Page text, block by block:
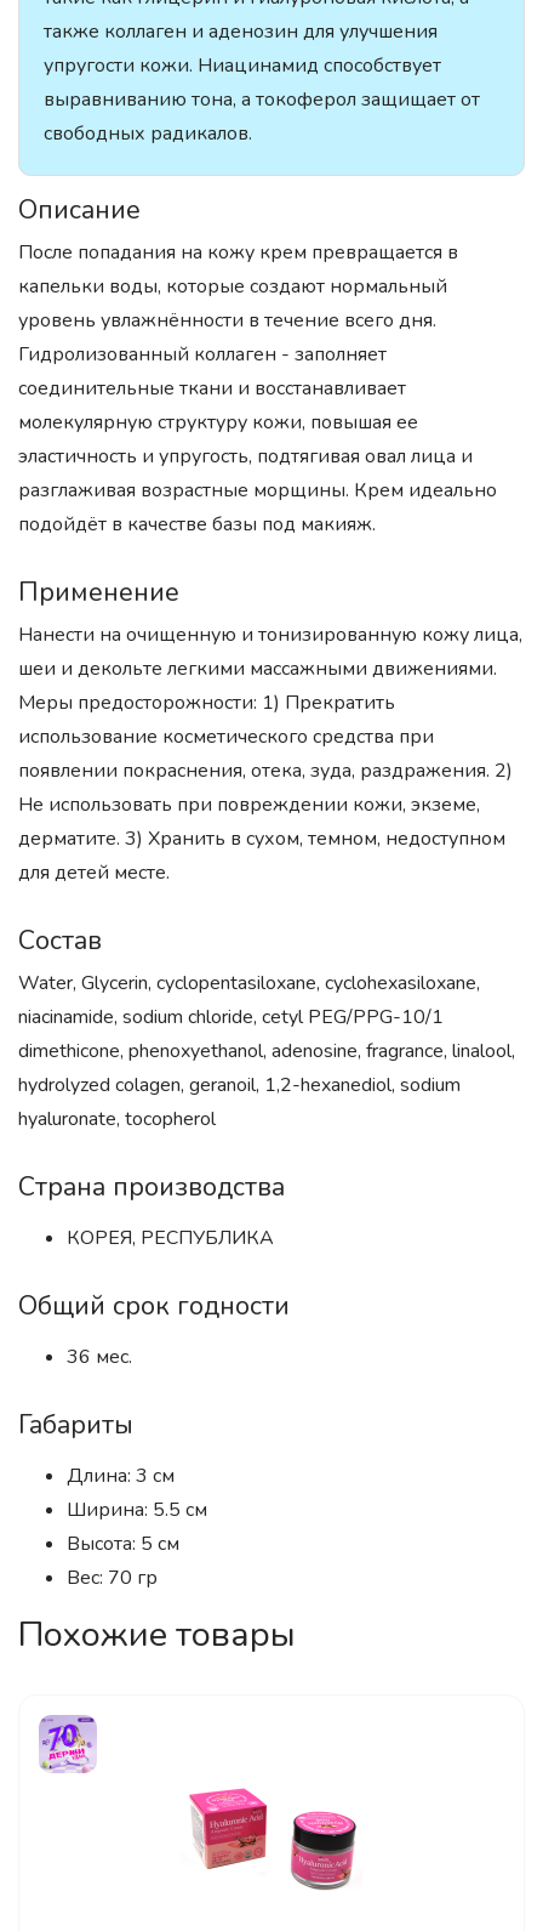
также коллаген и аденозин для улучшения
упругости кожи. Ниацинамид способствует
выравниванию тона, а токоферол защищает от
свободных радикалов.
Описание
После попадания на кожу крем превращается в
капельки воды, которые создают нормальный
уровень увлажнённости в течение всего дня.
Гидролизованный коллаген - заполняет
соединительные ткани и восстанавливает
молекулярную структуру кожи, повышая ее
эластичность и упругость, подтягивая овал лица и
разглаживая возрастные морщины. Крем идеально
подойдёт в качестве базы под макияж.
Применение
Нанести на очищенную и тонизированную кожу лица,
шеи и декольте легкими массажными движениями.
Меры предосторожности: 1) Прекратить
использование косметического средства при
появлении покраснения, отека, зуда, раздражения. 2)
Не использовать при повреждении кожи, экземе,
дерматите. 3) Хранить в сухом, темном, недоступном
для детей месте.
Состав
Water, Glycerin, cyclopentasiloxane, cyclohexasiloxane,
niacinamide, sodium chloride, cetyl PEG/PPG-10/1
dimethicone, phenoxyethanol, adenosine, fragrance, linalool,
hydrolyzed colagen, geranoil, 1,2-hexanediol, sodium
hyaluronate, tocopherol
Страна производства
КОРЕЯ, РЕСПУБЛИКА
Общий срок годности
36 мес.
Габариты
Длина: 3 см
Ширина: 5.5 см
Высота: 5 см
Вес: 70 гр
Похожие товары